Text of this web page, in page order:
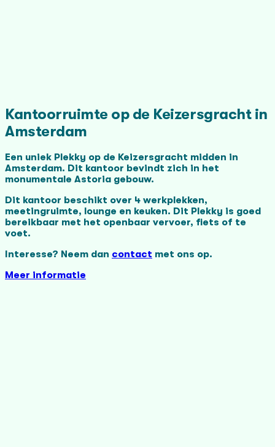
Kantoorruimte op de Keizersgracht in
Amsterdam
Een uniek Plekky op de Keizersgracht midden in
Amsterdam. Dit kantoor bevindt zich in het
monumentale Astoria gebouw.
Dit kantoor beschikt over 4 werkplekken,
meetingruimte, lounge en keuken. Dit Plekky is goed
bereikbaar met het openbaar vervoer, fiets of te
voet.
Interesse? Neem dan contact met ons op.
Meer informatie